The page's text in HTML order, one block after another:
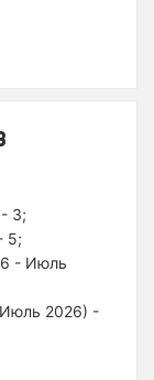
3;
5;
- Июль
Июль 2026) -